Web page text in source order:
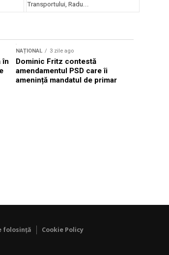
Transportului, Radu...
în
NAȚIONAL 3 zile ago
Dominic Fritz contestă
amendamentul PSD care îi
amenință mandatul de primar
folosință Cookie Policy